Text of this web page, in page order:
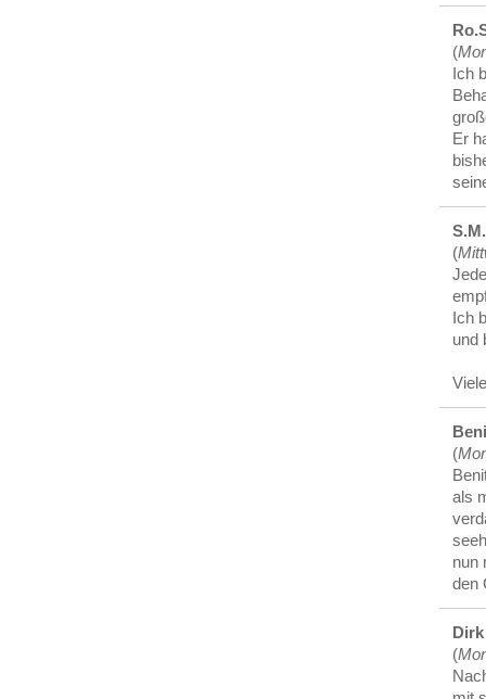
(
Ich
Er
S.M.
(
Ich
und
(
als
nun
den
(